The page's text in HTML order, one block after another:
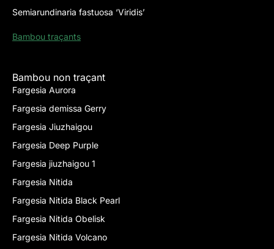
Semiarundinaria fastuosa ‘Viridis’
Bambou traçants
Bambou non traçant
Fargesia Aurora
Fargesia demissa Gerry
Fargesia Jiuzhaigou
Fargesia Deep Purple
Fargesia jiuzhaigou 1
Fargesia Nitida
Fargesia Nitida Black Pearl
Fargesia Nitida Obelisk
Fargesia Nitida Volcano